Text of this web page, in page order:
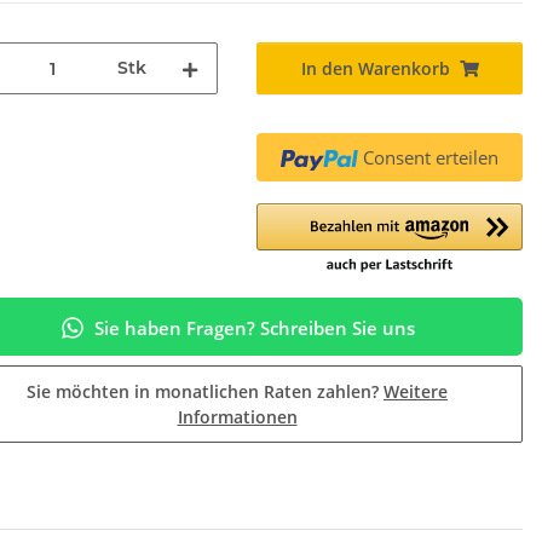
Stk In den Warenkorb
Consent erteilen
Sie haben Fragen? Schreiben Sie uns
Sie möchten in monatlichen Raten zahlen? Weitere
Informationen